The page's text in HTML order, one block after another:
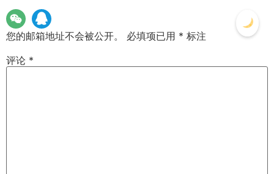
您的邮箱地址不会被公开。 必填项已用 * 标注
评论 *